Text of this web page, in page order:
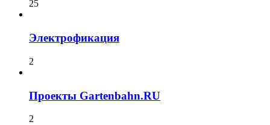
25
Электрофикация
2
Проекты Gartenbahn.RU
2